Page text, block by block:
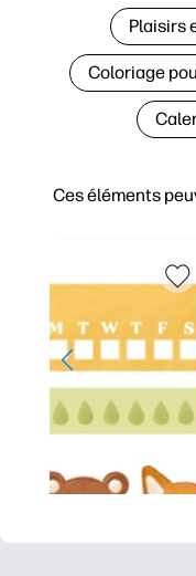
Ces éléments
Plaisirs
Coloriage